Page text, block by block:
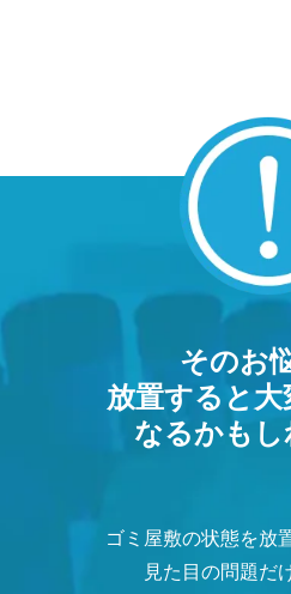
そのお
放置すると
なるかも
ゴミ屋敷の状態を放
見た目の問題だ